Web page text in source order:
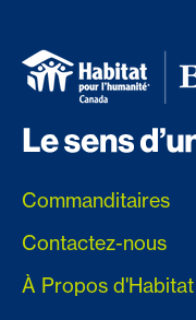
Commanditaires
Contactez-nous
À Propos